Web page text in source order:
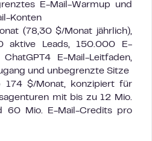
E-Mail-Warmup und
Konten
(78,30 $/Monat jährlich),
aktive Leads, 150.000 E-
E-Mail-Leitfaden,
und unbegrenzte Sitze
174 $/Monat, konzipiert für
mit bis zu 12 Mio.
60 Mio. E-Mail-Credits pro